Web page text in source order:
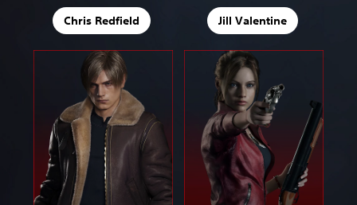
Chris Redfield Jill Valentine